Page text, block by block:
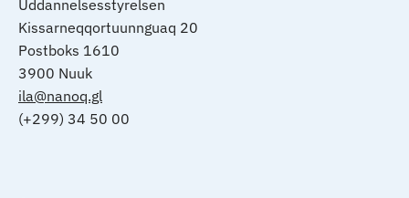
Uddannelsesstyrelsen
Kissarneqqortuunnguaq 20
Postboks 1610
3900 Nuuk
ila@nanoq.gl
(+299) 34 50 00